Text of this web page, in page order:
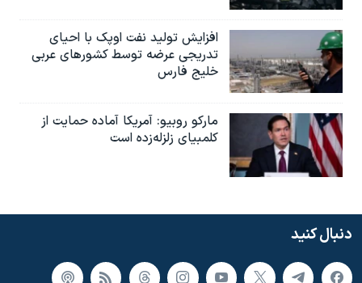
افزایش تولید نفت اوپک با احیای
تدریجی عرضه توسط کشورهای عربی
خلیج فارس
مارکو روبیو: آمریکا آماده حمایت از
کلمبیای زلزله‌زده است
دنبال کنید